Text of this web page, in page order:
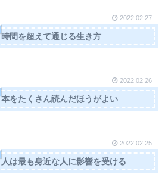
2022.02.27
時間を超えて通じる生き方
2022.02.26
本をたくさん読んだほうがよい
2022.02.25
人は最も身近な人に影響を受ける